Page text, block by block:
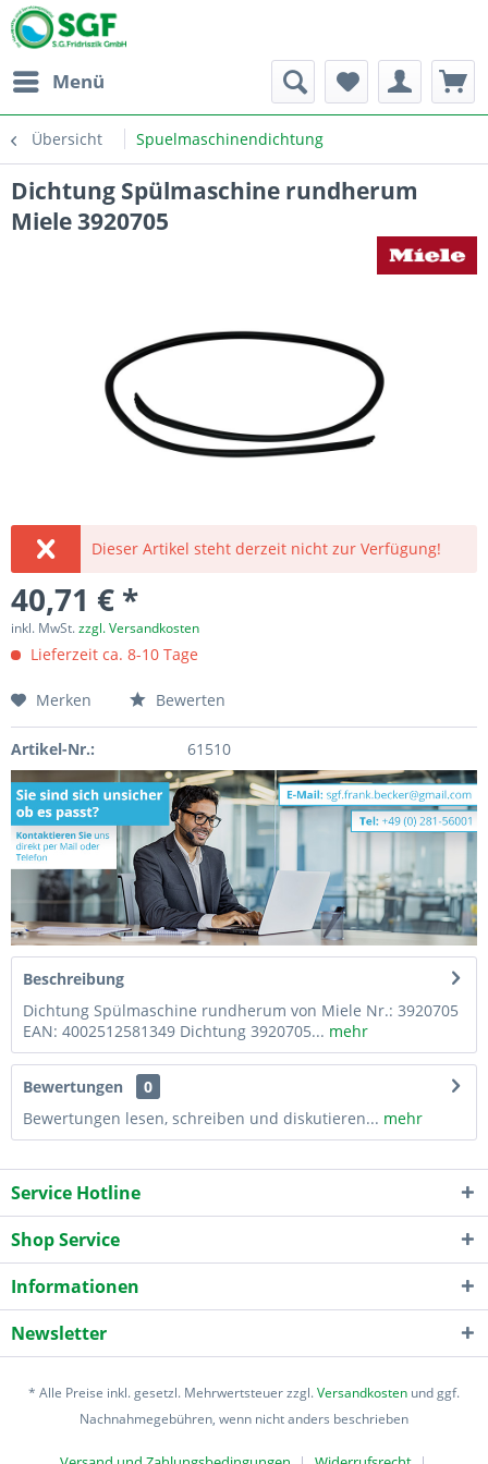
Menü
Übersicht Spuelmaschinendichtung
Dichtung Spülmaschine rundherum
Miele 3920705
Dieser Artikel steht derzeit nicht zur Verfügung!
40,71 € *
inkl. MwSt.zzgl. Versandkosten
Lieferzeit ca. 8-10 Tage
Merken Bewerten
Artikel-Nr.: 61510
Beschreibung
Dichtung Spülmaschine rundherum von Miele Nr.: 3920705
EAN: 4002512581349 Dichtung 3920705... mehr
Bewertungen
0
Bewertungen lesen, schreiben und diskutieren... mehr
Service Hotline
Shop Service
Informationen
Newsletter
* Alle Preise inkl. gesetzl. Mehrwertsteuer zzgl.Versandkosten und ggf.
Nachnahmegebühren, wenn nicht anders beschrieben